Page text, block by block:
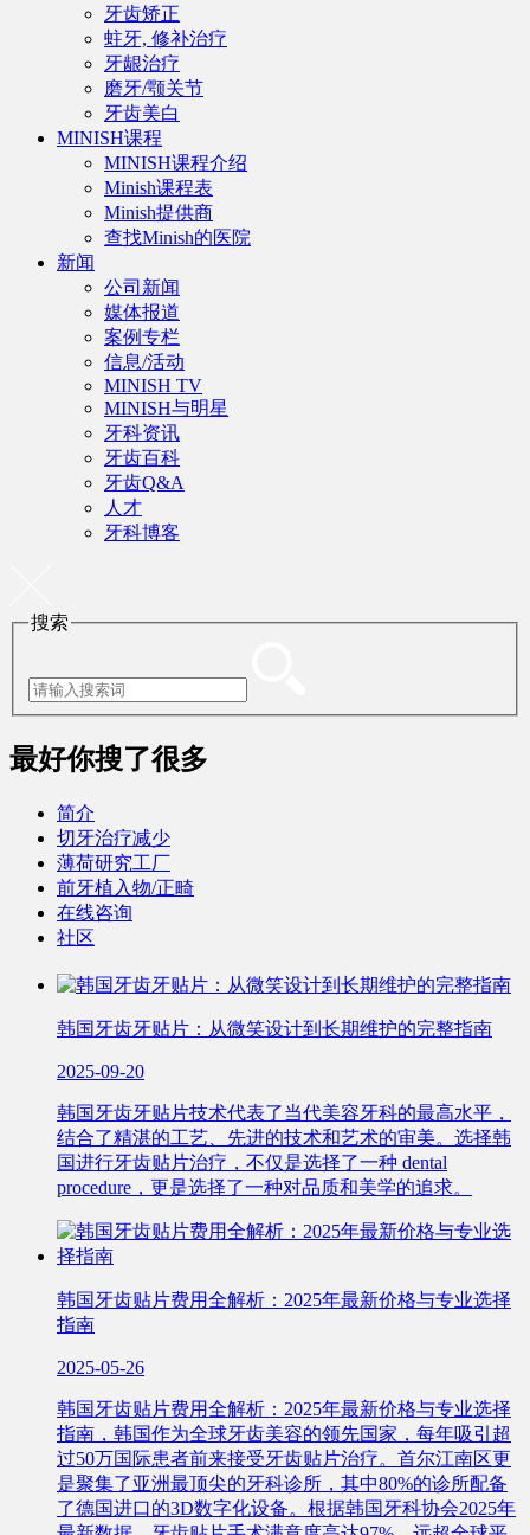
牙齿矫正
蛀牙, 修补治疗
牙龈治疗
磨牙/颚关节
牙齿美白
MINISH课程
MINISH课程介绍
Minish课程表
Minish提供商
查找Minish的医院
新闻
公司新闻
媒体报道
案例专栏
信息/活动
MINISH TV
MINISH与明星
牙科资讯
牙齿百科
牙齿Q&A
人才
牙科博客
搜索
最好你搜了很多
简介
切牙治疗减少
薄荷研究工厂
前牙植入物/正畸
在线咨询
社区
韩国牙齿牙贴片：从微笑设计到长期维护的完整指南
2025-09-20
韩国牙齿牙贴片技术代表了当代美容牙科的最高水平，
结合了精湛的工艺、先进的技术和艺术的审美。选择韩
国进行牙齿贴片治疗，不仅是选择了一种 dental
procedure，更是选择了一种对品质和美学的追求。
韩国牙齿贴片费用全解析：2025年最新价格与专业选择
指南
2025-05-26
韩国牙齿贴片费用全解析：2025年最新价格与专业选择
指南，韩国作为全球牙齿美容的领先国家，每年吸引超
过50万国际患者前来接受牙齿贴片治疗。首尔江南区更
是聚集了亚洲最顶尖的牙科诊所，其中80%的诊所配备
了德国进口的3D数字化设备。根据韩国牙科协会2025年